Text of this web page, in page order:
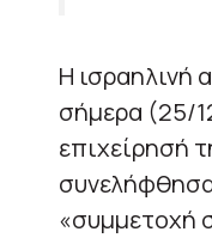
Η ισραηλινή
σήμερα (25/
επιχείρησή
«συμμετοχή